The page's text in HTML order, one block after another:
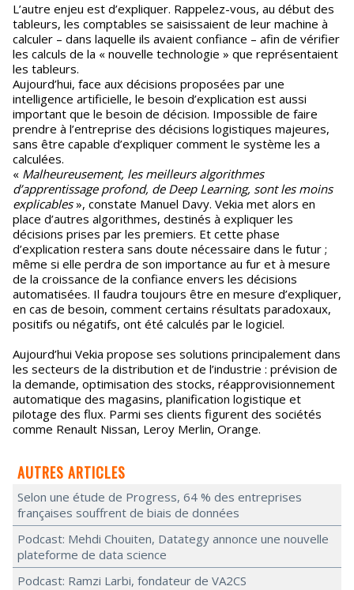
L’autre enjeu est d’expliquer. Rappelez-vous, au début des
tableurs, les comptables se saisissaient de leur machine à
calculer – dans laquelle ils avaient confiance – afin de vérifier
les calculs de la « nouvelle technologie » que représentaient
les tableurs.
Aujourd’hui, face aux décisions proposées par une
intelligence artificielle, le besoin d’explication est aussi
important que le besoin de décision. Impossible de faire
prendre à l’entreprise des décisions logistiques majeures,
sans être capable d’expliquer comment le système les a
calculées.
« Malheureusement, les meilleurs algorithmes
d’apprentissage profond, de Deep Learning, sont les moins
explicables», constate Manuel Davy. Vekia met alors en
place d’autres algorithmes, destinés à expliquer les
décisions prises par les premiers. Et cette phase
d’explication restera sans doute nécessaire dans le futur ;
même si elle perdra de son importance au fur et à mesure
de la croissance de la confiance envers les décisions
automatisées. Il faudra toujours être en mesure d’expliquer,
en cas de besoin, comment certains résultats paradoxaux,
positifs ou négatifs, ont été calculés par le logiciel.
Aujourd’hui Vekia propose ses solutions principalement dans
les secteurs de la distribution et de l’industrie : prévision de
la demande, optimisation des stocks, réapprovisionnement
automatique des magasins, planification logistique et
pilotage des flux. Parmi ses clients figurent des sociétés
comme Renault Nissan, Leroy Merlin, Orange.
AUTRES ARTICLES
Selon une étude de Progress, 64 % des entreprises
françaises souffrent de biais de données
Podcast: Mehdi Chouiten, Datategy annonce une nouvelle
plateforme de data science
Podcast: Ramzi Larbi, fondateur de VA2CS